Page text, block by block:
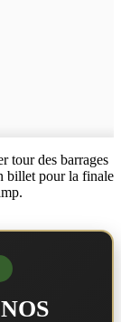
tour des barrages
billet pour la finale